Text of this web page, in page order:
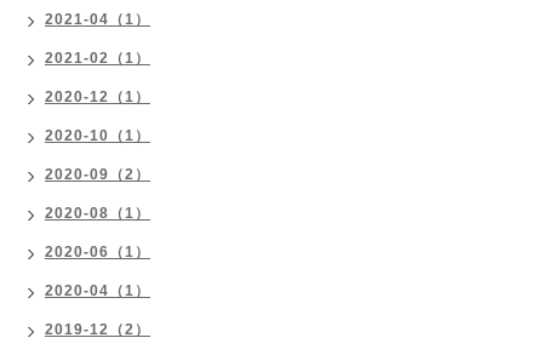
2021-04（1）
2021-02（1）
2020-12（1）
2020-10（1）
2020-09（2）
2020-08（1）
2020-06（1）
2020-04（1）
2019-12（2）